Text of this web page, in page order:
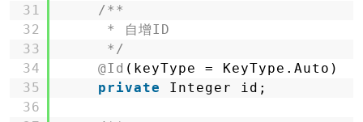
31
32
33
34
35
36
/**
* 自增ID
*/
@Id (keyType = KeyType.Auto)
private
Integer id;